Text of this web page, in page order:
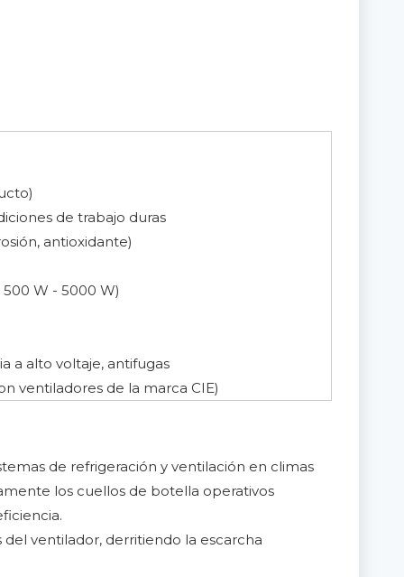
de trabajo duras
antioxidante)
W - 5000 W)
a alto voltaje, antifugas
ventiladores de la marca CIE)
de refrigeración y ventilación en climas
los cuellos de botella operativos
ventilador, derritiendo la escarcha